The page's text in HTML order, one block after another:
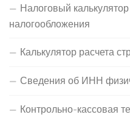
Налоговый
налогообложения
Калькулятор расчета
Сведения об ИНН
Контрольно-кассовая